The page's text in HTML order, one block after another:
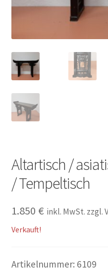
Kolonialmöbel
Kontakt
Versandarten
Versandkosten und
Warenkorb
Widerrufsbelehrung
Altartisch /
/ Tempeltisch
1.850 € inkl. MwSt. zzgl.
Verkauft!
Artikelnummer: 6109